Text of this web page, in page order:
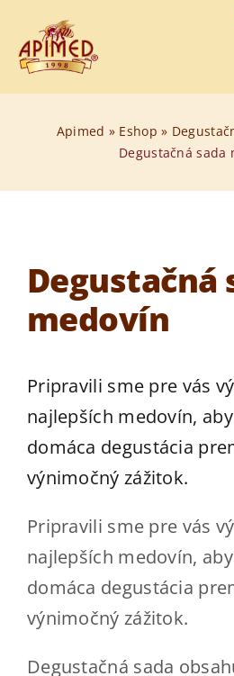
content
Kde kúpiť
Apimed » Eshop »
Degustačná sada
Degustačná
medovín
Pripravili sme pre vás
najlepších medovín,
domáca degustácia
výnimočný zážitok.
Pripravili sme pre vás
najlepších medovín,
domáca degustácia
výnimočný zážitok.
Degustačná sada